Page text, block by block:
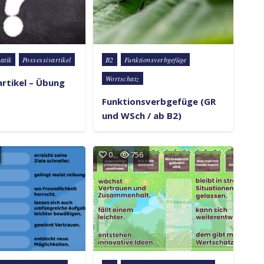
Possessivartikel
– Übung
Posted in
B2
Funktionsverbgefüge
Wortschatz
Funktionsverbgefüge (GR
und WSch / ab B2)
0 756